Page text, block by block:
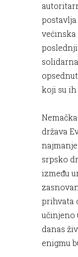
koji su ih
država
srpsko
između
prihvata
učinjeno
danas
enigmu